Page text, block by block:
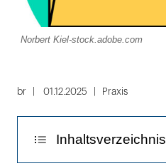
Norbert Kiel-stock.adobe.com
br 01.12.2025 Praxis
Inhaltsverzeichnis